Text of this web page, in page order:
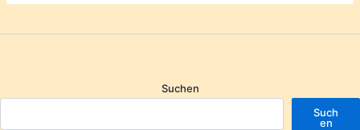
Suchen
Such
en